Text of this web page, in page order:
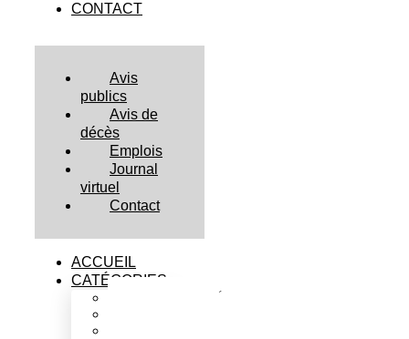
CONTACT
Avis
publics
Avis de
décès
Emplois
Journal
virtuel
Contact
ACCUEIL
CATÉGORIES